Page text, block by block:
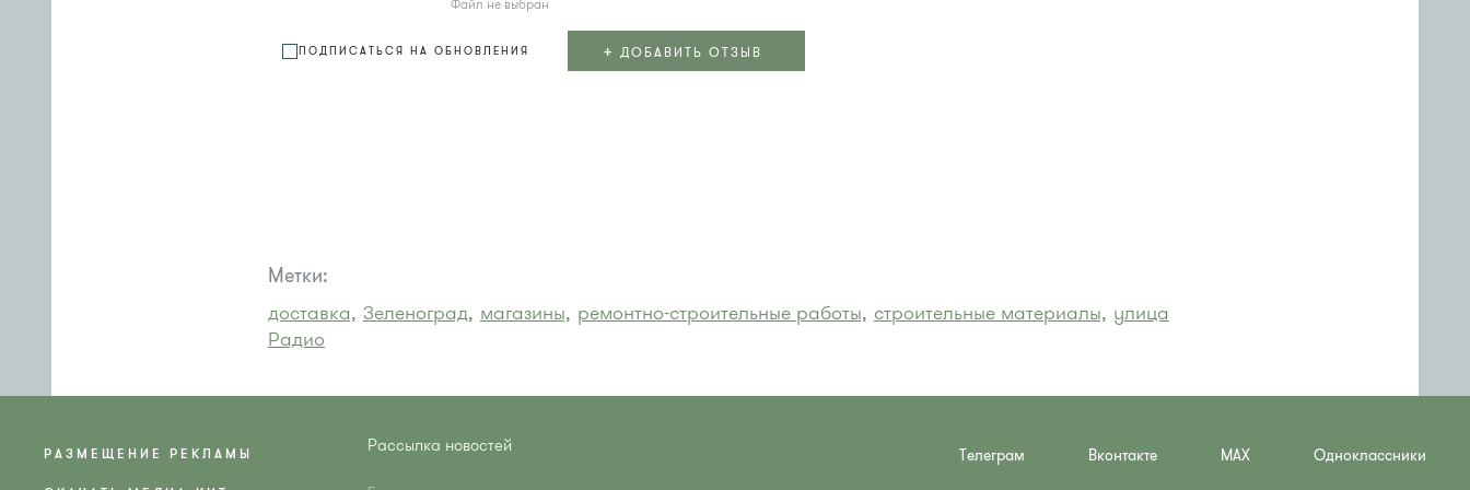
Файл не выбран
ПОДПИСАТЬСЯ НА ОБНОВЛЕНИЯ + ДОБАВИТЬ ОТЗЫВ
Метки:
доставка, Зеленоград, магазины, ремонтно-строительные работы, строительные материалы, улица
Радио
РАЗМЕЩЕНИЕ РЕКЛАМЫ Рассылка новостей Телеграм Вконтакте MAX Одноклассники